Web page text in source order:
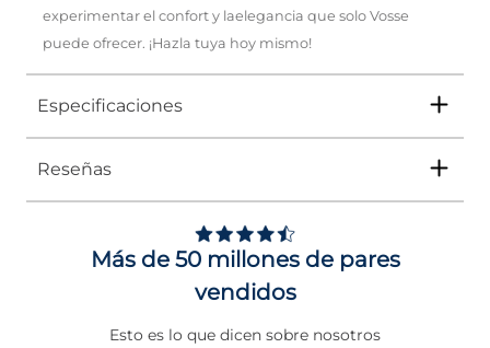
experimentar el confort y laelegancia que solo Vosse
puede ofrecer. ¡Hazla tuya hoy mismo!
Especificaciones
Tipo
Género Mujer
DE 0 A 4 cms
NORMAL
Reseñas
Más de 50 millones de pares
vendidos
Esto es lo que dicen sobre nosotros